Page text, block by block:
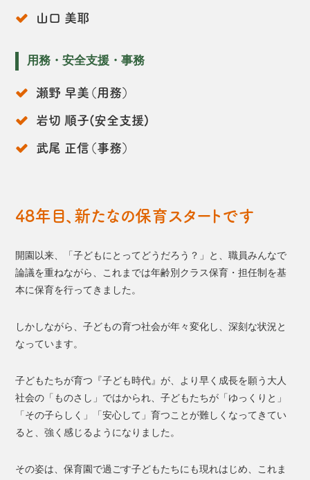
山口 美耶
用務・安全支援・事務
瀬野 早美（用務）
岩切 順子(安全支援)
武尾 正信（事務）
48年目、新たなの保育スタートです
開園以来、「子どもにとってどうだろう？」と、職員みんなで
論議を重ねながら、これまでは年齢別クラス保育・担任制を基
本に保育を行ってきました。
しかしながら、子どもの育つ社会が年々変化し、深刻な状況と
なっています。
子どもたちが育つ『子ども時代』が、より早く成長を願う大人
社会の「ものさし」ではかられ、子どもたちが「ゆっくりと」
「その子らしく」「安心して」育つことが難しくなってきてい
ると、強く感じるようになりました。
その姿は、保育園で過ごす子どもたちにも現れはじめ、これま